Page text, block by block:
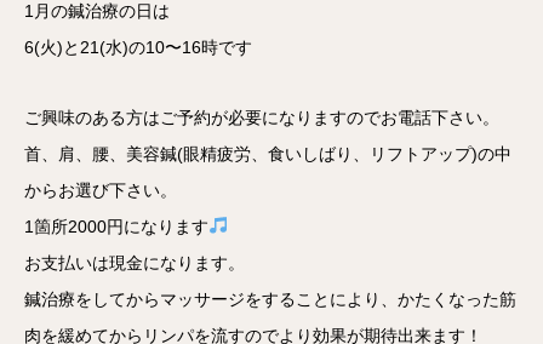
1月の鍼治療の日は
6(火)と21(水)の10〜16時です
ご興味のある方はご予約が必要になりますのでお電話下さい。
首、肩、腰、美容鍼(眼精疲労、食いしばり、リフトアップ)の中
からお選び下さい。
1箇所2000円になります
お支払いは現金になります。
鍼治療をしてからマッサージをすることにより、かたくなった筋
肉を緩めてからリンパを流すのでより効果が期待出来ます！